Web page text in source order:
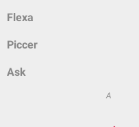
Flexa
Piccer
Ask
A